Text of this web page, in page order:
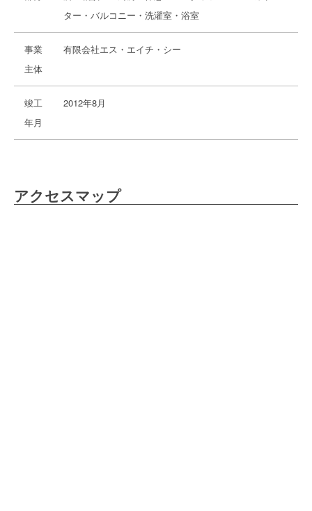
ター・バルコニー・洗濯室・浴室
事業
主体
有限会社エス・エイチ・シー
竣工
年月
2012年8月
アクセスマップ